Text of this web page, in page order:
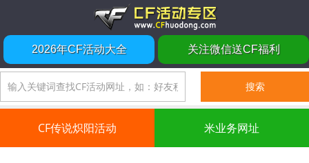
2026年CF活动大全 关注微信送CF福利
CF传说炽阳活动 米业务网址